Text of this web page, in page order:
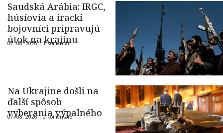
Saudská Arábia: IRGC,
húsíovia a irackí
bojovníci pripravujú
útok na krajinu
07. 08. 2026 | 1 komentár
Na Ukrajine došli na
ďalší spôsob
vyberania výpalného
07. 08. 2026 |2 komentáre